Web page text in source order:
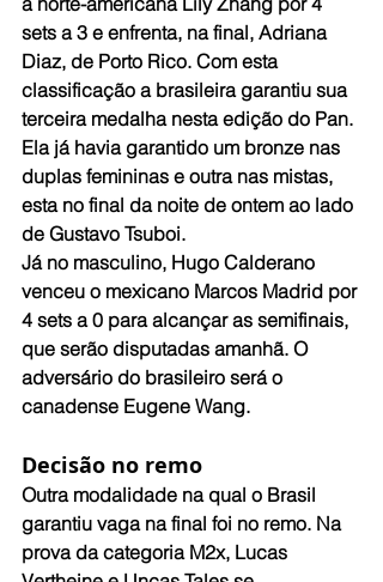
sets a 3 e enfrenta, na final, Adriana
Diaz, de Porto Rico. Com esta
classificação a brasileira garantiu sua
terceira medalha nesta edição do Pan.
Ela já havia garantido um bronze nas
duplas femininas e outra nas mistas,
esta no final da noite de ontem ao lado
de Gustavo Tsuboi.
Já no masculino, Hugo Calderano
venceu o mexicano Marcos Madrid por
4 sets a 0 para alcançar as semifinais,
que serão disputadas amanhã. O
adversário do brasileiro será o
canadense Eugene Wang.
Decisão no remo
Outra modalidade na qual o Brasil
garantiu vaga na final foi no remo. Na
prova da categoria M2x, Lucas